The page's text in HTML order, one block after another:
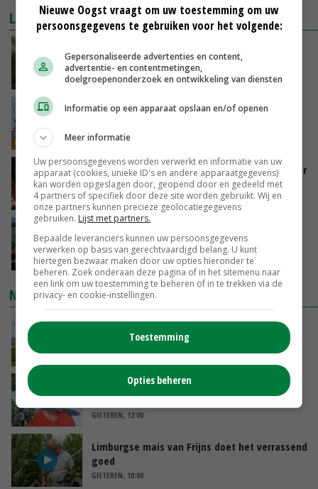
LAATSTE NIEUWS
zorgen voor meer balans’
VANDAAG, 16:01
Internationale vraag naar geitenzuivel blijft
VANDAAG, 15:33
Vlaamse varkensstapel krimpt, pluimveesector
groeit door schaalvergroting
VANDAAG, 15:20
je gelukkig van wordt’
VANDAAG, 13:31
NIEUWSTE VIDEO'S
POAH!: John Deere 7730
VANDAAG, 10:00
Oekraïne-vlogger Kees Huizinga: ‘Bezoek van
de ambassade mag zelf groente plukken’
GISTEREN, 12:00
Limburgse mais van Frijns doet het verrassend
goed
GISTEREN, 10:00
Nieuwe Oogst vraagt om uw toestemming om uw
persoonsgegevens te gebruiken voor het volgende:
Gepersonaliseerde advertenties en content,
advertentie- en contentmetingen,
doelgroepenonderzoek en ontwikkeling van diensten
Informatie op een apparaat opslaan en/of openen
Meer informatie
Uw persoonsgegevens worden verwerkt en informatie van uw
apparaat (cookies, unieke ID's en andere apparaatgegevens)
kan worden opgeslagen door, geopend door en gedeeld met
4 partners of specifiek door deze site worden gebruikt. Wij en
onze partners kunnen precieze geolocatiegegevens
gebruiken. Lijst met partners.
Bepaalde leveranciers kunnen uw persoonsgegevens
verwerken op basis van gerechtvaardigd belang. U kunt
hiertegen bezwaar maken door uw opties hieronder te
beheren. Zoek onderaan deze pagina of in het sitemenu naar
een link om uw toestemming te beheren of in te trekken via de
privacy- en cookie-instellingen.
Toestemming
Opties beheren